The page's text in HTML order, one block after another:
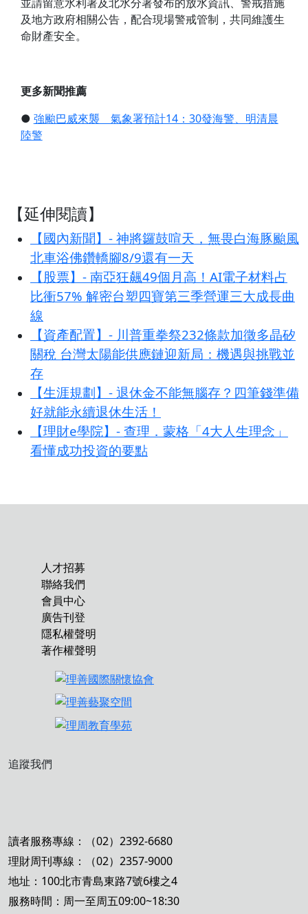
及地方政府相關公告，配合現場警戒管制，共同維護生
命財產安全。
更多新聞推薦
● 強颱巴威來襲 氣象署預計14：30發海警、明清晨
陸警
【延伸閱讀】
【國內新聞】- 神將鑼鼓喧天，無畏白海豚颱風
北車浴佛鑽轎腳8/9還有一天
【股票】- 南亞狂飆49個月高！AI電子材料占
比衝57% 解密台塑四寶第三季營運三大成長曲
線
【資產配置】- 川普重拳祭232條款加徵多晶矽
關稅 台灣太陽能供應鏈迎新局：機遇與挑戰並
存
【生涯規劃】- 退休金不能無腦存？四筆錢準備
好就能永續退休生活！
【理財e學院】- 查理．蒙格「4大人生理念」
看懂成功投資的要點
人才招募
聯絡我們
會員中心
廣告刊登
隱私權聲明
著作權聲明
追蹤我們
讀者服務專線：（02）2392-6680
理財周刊專線：（02）2357-9000
地址：100北市青島東路7號6樓之4
服務時間：周一至周五09:00~18:30